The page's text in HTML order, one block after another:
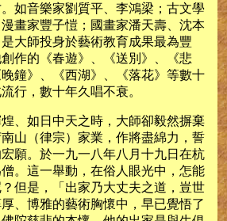
如音樂家劉質平、李鴻梁；古文學
畫家豐子愷；國畫家潘天壽、沈本
大師投身於藝術教育成果最為豐
作的《春遊》、《送別》、《悲
鐘》、《西湖》、《落花》等數十
行，數十年久唱不衰。
、如日中天之時，大師卻毅然摒棄
山（律宗）家業，作將盡綿力，誓
願。於一九一八年八月十九日在杭
。這一舉動，在俗人眼光中，怎能
但是，「出家乃大丈夫之道，豈世
、博雅的藝術胸懷中，早已覺悟了